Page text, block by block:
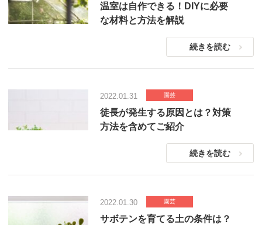
温室は自作できる！DIYに必要
な材料と方法を解説
続きを読む
2022.01.31 園芸
徒長が発生する原因とは？対策
方法を含めてご紹介
続きを読む
2022.01.30 園芸
サボテンを育てる土の条件は？